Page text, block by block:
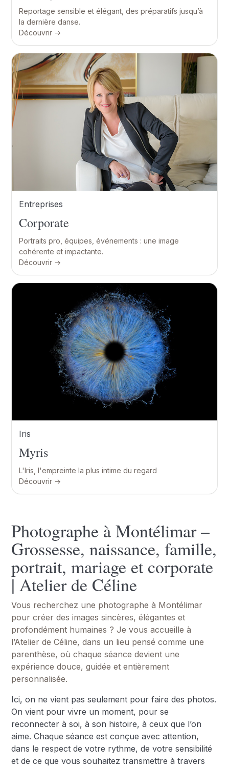
Reportage sensible et élégant, des préparatifs jusqu’à
la dernière danse.
Découvrir →
Entreprises
Corporate
Portraits pro, équipes, événements : une image
cohérente et impactante.
Découvrir →
Iris
Myris
L'Iris, l'empreinte la plus intime du regard
Découvrir →
Photographe à Montélimar –
Grossesse, naissance, famille,
portrait, mariage et corporate
| Atelier de Céline
Vous recherchez une photographe à Montélimar
pour créer des images sincères, élégantes et
profondément humaines ? Je vous accueille à
l’Atelier de Céline, dans un lieu pensé comme une
parenthèse, où chaque séance devient une
expérience douce, guidée et entièrement
personnalisée.
Ici, on ne vient pas seulement pour faire des photos.
On vient pour vivre un moment, pour se
reconnecter à soi, à son histoire, à ceux que l’on
aime. Chaque séance est conçue avec attention,
dans le respect de votre rythme, de votre sensibilité
et de ce que vous souhaitez transmettre à travers